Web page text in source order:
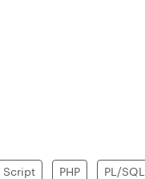
Script PHP PL/SQL